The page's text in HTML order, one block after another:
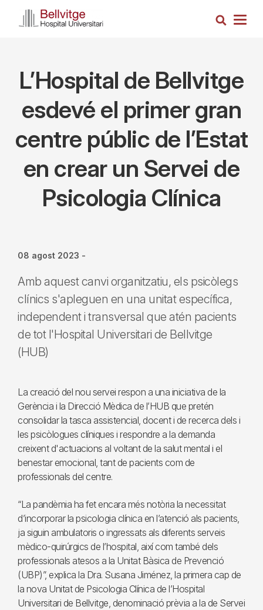
Cerca
L’Hospital de Bellvitge
esdevé el primer gran
centre públic de l’Estat
en crear un Servei de
Psicologia Clínica
08 agost 2023 -
Amb aquest canvi organitzatiu, els psicòlegs
clínics s'apleguen en una unitat específica,
independent i transversal que atén pacients
de tot l'Hospital Universitari de Bellvitge
(HUB)
La creació del nou servei respon a una iniciativa de la
Gerència i la Direcció Mèdica de l’HUB que pretén
consolidar la tasca assistencial, docent i de recerca dels i
les psicòlogues clíniques i respondre a la demanda
creixent d'actuacions al voltant de la salut mental i el
benestar emocional, tant de pacients com de
professionals del centre.
“La pandèmia ha fet encara més notòria la necessitat
d’incorporar la psicologia clínica en l’atenció als pacients,
ja siguin ambulatoris o ingressats als diferents serveis
mèdico-quirúrgics de l’hospital, així com també dels
professionals atesos a la Unitat Bàsica de Prevenció
(UBP)”, explica la Dra. Susana Jiménez, la primera cap de
la nova Unitat de Psicologia Clínica de l’Hospital
Universitari de Bellvitge, denominació prèvia a la de Servei